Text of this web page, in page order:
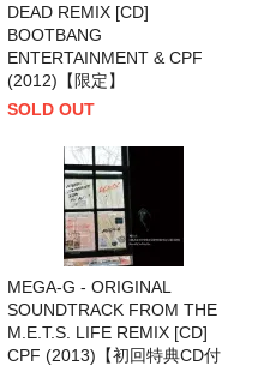
DEAD REMIX [CD]
BOOTBANG
ENTERTAINMENT & CPF
(2012)【限定】
SOLD OUT
MEGA-G - ORIGINAL
SOUNDTRACK FROM THE
M.E.T.S. LIFE REMIX [CD]
CPF (2013)【初回特典CD付